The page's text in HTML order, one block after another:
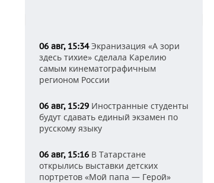
06 авг, 15:34Экранизация «А зори
здесь тихие» сделала Карелию
самым кинематографичным
регионом России
06 авг, 15:29 Иностранные студенты
будут сдавать единый экзамен по
русскому языку
06 авг, 15:16 В Татарстане
открылись выставки детских
портретов «Мой папа — Герой»